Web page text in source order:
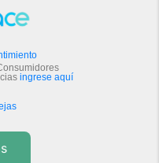
ingrese aquí